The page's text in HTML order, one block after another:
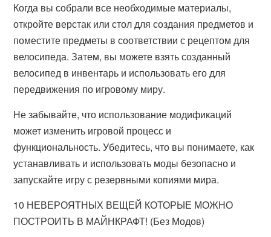
Когда вы собрали все необходимые материалы,
откройте верстак или стол для создания предметов и
поместите предметы в соответствии с рецептом для
велосипеда. Затем, вы можете взять созданный
велосипед в инвентарь и использовать его для
передвижения по игровому миру.
Не забывайте, что использование модификаций
может изменить игровой процесс и
функциональность. Убедитесь, что вы понимаете, как
устанавливать и использовать моды безопасно и
запускайте игру с резервными копиями мира.
10 НЕВЕРОЯТНЫХ ВЕЩЕЙ КОТОРЫЕ МОЖНО
ПОСТРОИТЬ В МАЙНКРАФТ! (Без Модов)